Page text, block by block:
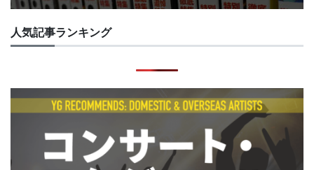
人気記事ランキング